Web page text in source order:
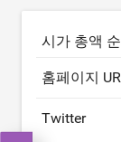
시가 총액
홈페이지
Twitter